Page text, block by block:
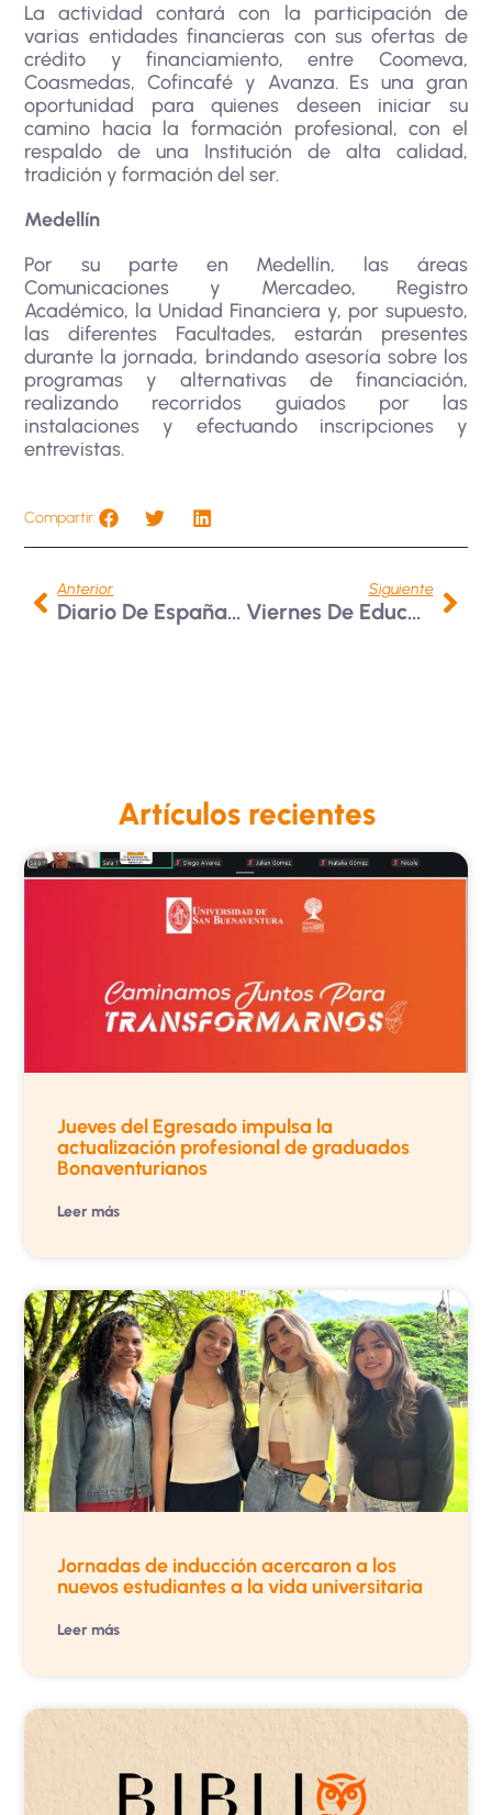
La actividad contará con la participación de
varias entidades financieras con sus ofertas de
crédito y financiamiento, entre Coomeva,
Coasmedas, Cofincafé y Avanza. Es una gran
oportunidad para quienes deseen iniciar su
camino hacia la formación profesional, con el
respaldo de una Institución de alta calidad,
tradición y formación del ser.
Medellín
Por su parte en Medellín, las áreas
Comunicaciones y Mercadeo, Registro
Académico, la Unidad Financiera y, por supuesto,
las diferentes Facultades, estarán presentes
durante la jornada, brindando asesoría sobre los
programas y alternativas de financiación,
realizando recorridos guiados por las
instalaciones y efectuando inscripciones y
entrevistas.
Compartir:
Anterior
Diario De España Publica Reseña De Alquimistas, Obra De Andrés Felipe López
Siguiente
Viernes De Educación, Creación Y Actualización De Libre Acceso
Artículos recientes
Jueves del Egresado impulsa la
actualización profesional de graduados
Bonaventurianos
Leer más
Jornadas de inducción acercaron a los
nuevos estudiantes a la vida universitaria
Leer más